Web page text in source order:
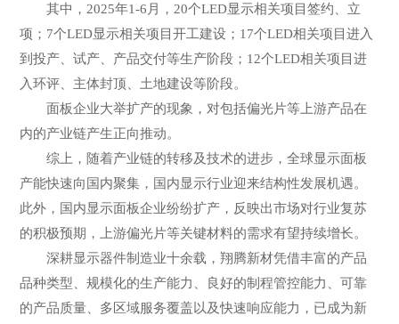
其中，2025年1-6月，20个LED显示相关项目签约、立
项；7个LED显示相关项目开工建设；17个LED相关项目进入
到投产、试产、产品交付等生产阶段；12个LED相关项目进
入环评、主体封顶、土地建设等阶段。
面板企业大举扩产的现象，对包括偏光片等上游产品在
内的产业链产生正向推动。
综上，随着产业链的转移及技术的进步，全球显示面板
产能快速向国内聚集，国内显示行业迎来结构性发展机遇。
此外，国内显示面板企业纷纷扩产，反映出市场对行业复苏
的积极预期，上游偏光片等关键材料的需求有望持续增长。
深耕显示器件制造业十余载，翔腾新材凭借丰富的产品
品种类型、规模化的生产能力、良好的制程管控能力、可靠
的产品质量、多区域服务覆盖以及快速响应能力，已成为新